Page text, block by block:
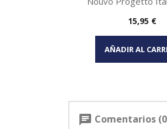
Vista
Precio
15,95 €
AÑADIR AL
chat Comentarios